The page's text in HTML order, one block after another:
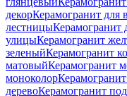
декорКерамогранит для
лестницыКерамогранит
улицыКерамогранит
зеленыйКерамогранит
матовыйКерамогранит
моноколор
деревоКерамогранит